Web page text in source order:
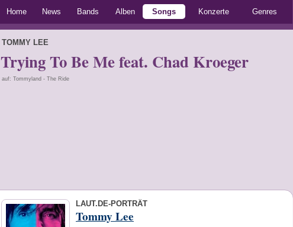
Home News Bands Alben Songs Konzerte Genres
TOMMY LEE
Trying To Be Me feat. Chad Kroeger
auf: Tommyland - The Ride
LAUT.DE-PORTRÄT
Tommy Lee